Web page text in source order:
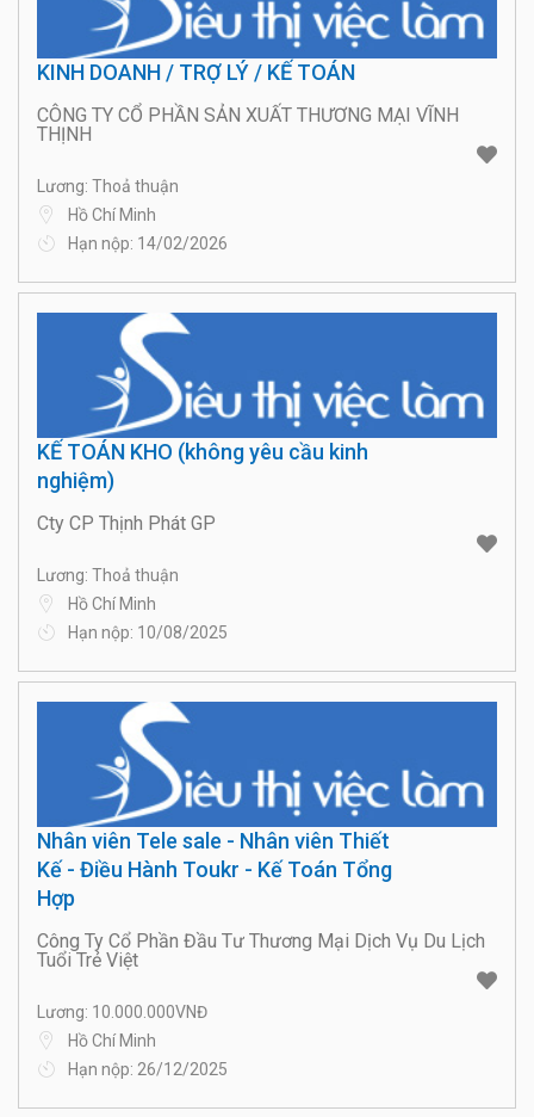
KINH DOANH / TRỢ LÝ / KẾ TOÁN
CÔNG TY CỔ PHẦN SẢN XUẤT THƯƠNG MẠI VĨNH
THỊNH
Lương: Thoả thuận
Hồ Chí Minh
Hạn nộp: 14/02/2026
KẾ TOÁN KHO (không yêu cầu kinh
nghiệm)
Cty CP Thịnh Phát GP
Lương: Thoả thuận
Hồ Chí Minh
Hạn nộp: 10/08/2025
Nhân viên Tele sale - Nhân viên Thiết
Kế - Điều Hành Toukr - Kế Toán Tổng
Hợp
Công Ty Cổ Phần Đầu Tư Thương Mại Dịch Vụ Du Lịch
Tuổi Trẻ Việt
Lương: 10.000.000VNĐ
Hồ Chí Minh
Hạn nộp: 26/12/2025